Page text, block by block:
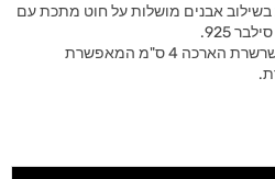
אבנים מושלות על חוט מתכת עם
925.
אורך השרשרת 36 ס"מ בתוספת שרשרת הארכה 4 ס"מ המאפשרת